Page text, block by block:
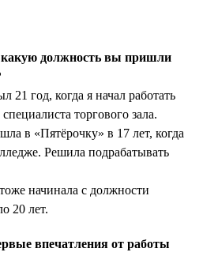
должность вы пришли
21 год, когда я начал работать
торгового зала.
в «Пятёрочку» в 17 лет, когда
Решила подрабатывать
начинала с должности
20 лет.
впечатления от работы